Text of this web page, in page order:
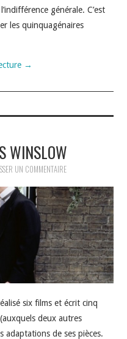
générale. C’est
les quinquagénaires
→
WINSLOW
UN COMMENTAIRE
six films et écrit cinq
deux autres
adaptations de ses pièces.